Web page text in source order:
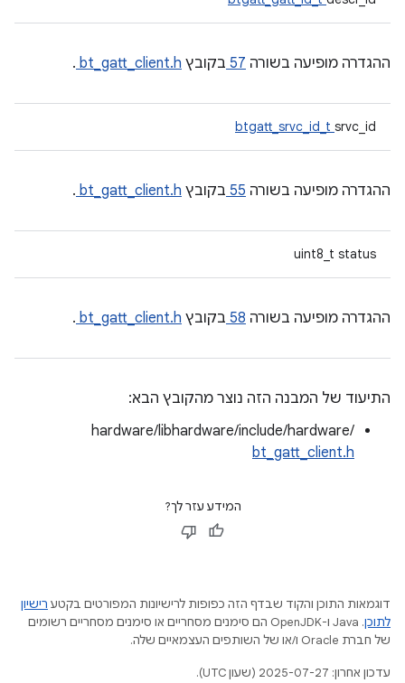
ההגדרה מופיעה בשורה 57 בקובץ bt_gatt_client.h
.
btgatt_srvc_id_t srvc_id
ההגדרה מופיעה בשורה 55 בקובץ bt_gatt_client.h
.
uint8_t status
ההגדרה מופיעה בשורה 58 בקובץ bt_gatt_client.h
.
התיעוד של המבנה הזה נוצר מהקובץ הבא:
hardware/libhardware/include/hardware/
bt_gatt_client.h
המידע עזר לך?
דוגמאות התוכן והקוד שבדף הזה כפופות לרישיונות המפורטים בקטע רישיון
לתוכן
.‏ Java ו-OpenJDK הם סימנים מסחריים או סימנים מסחריים רשומים
של חברת Oracle ו/או של השותפים העצמאיים שלה.
עדכון אחרון: 2025-07-27 (שעון UTC).